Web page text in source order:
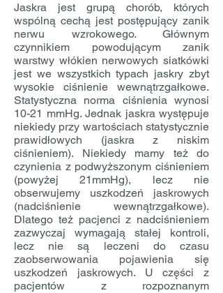
Jaskra jest grupą chorób, których
wspólną cechą jest postępujący zanik
nerwu wzrokowego. Głównym
czynnikiem powodującym zanik
warstwy włókien nerwowych siatkówki
jest we wszystkich typach jaskry zbyt
wysokie ciśnienie wewnątrzgałkowe.
Statystyczna norma ciśnienia wynosi
10-21 mmHg. Jednak jaskra występuje
niekiedy przy wartościach statystycznie
prawidłowych (jaskra z niskim
ciśnieniem). Niekiedy mamy też do
czynienia z podwyższonym ciśnieniem
(powyżej 21mmHg), lecz nie
obserwujemy uszkodzeń jaskrowych
(nadciśnienie wewnątrzgałkowe).
Dlatego też pacjenci z nadciśnieniem
zazwyczaj wymagają stałej kontroli,
lecz nie są leczeni do czasu
zaobserwowania pojawienia się
uszkodzeń jaskrowych. U części z
pacjentów z rozpoznanym